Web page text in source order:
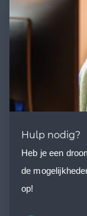
Hulp nodig?
Heb je een
de
op!